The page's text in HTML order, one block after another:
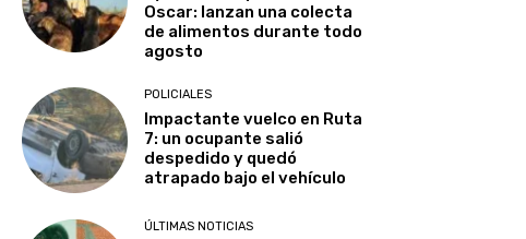
Oscar: lanzan una colecta
de alimentos durante todo
agosto
POLICIALES
Impactante vuelco en Ruta
7: un ocupante salió
despedido y quedó
atrapado bajo el vehículo
ÚLTIMAS NOTICIAS